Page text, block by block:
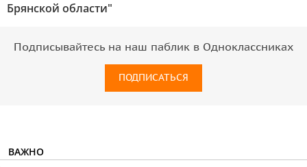
Брянской области"
Подписывайтесь на наш паблик в Одноклассниках
ПОДПИСАТЬСЯ
ВАЖНО